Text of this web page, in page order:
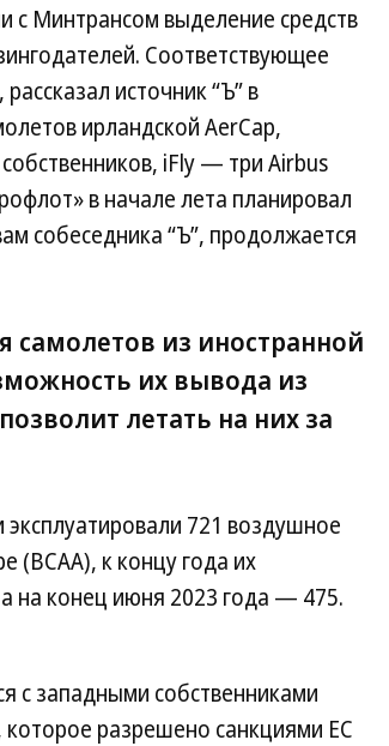
с Минтрансом выделение средств
Соответствующее
источник “Ъ” в
ирландской AerCap,
iFly — три Airbus
в начале лета планировал
собеседника “Ъ”, продолжается
из иностранной
их вывода из
летать на них за
721 воздушное
(ВСАА), к концу года их
на конец июня 2023 года — 475.
с западными собственниками
которое разрешено санкциями ЕС